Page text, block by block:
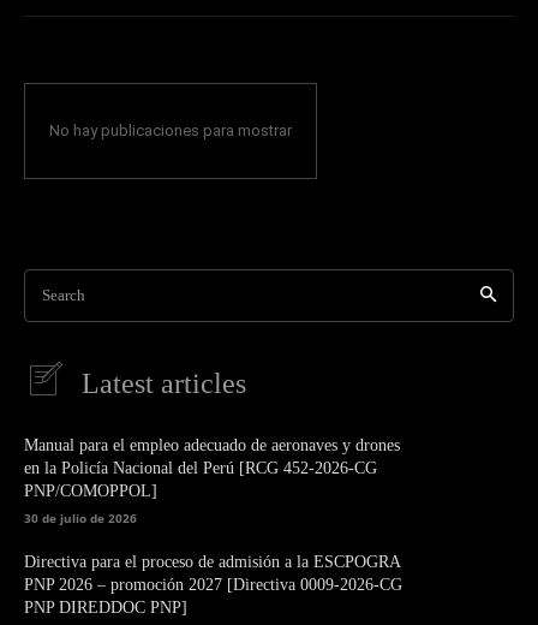
No hay publicaciones para mostrar
Search
Latest articles
Manual para el empleo adecuado de aeronaves y drones
en la Policía Nacional del Perú [RCG 452-2026-CG
PNP/COMOPPOL]
30 de julio de 2026
Directiva para el proceso de admisión a la ESCPOGRA
PNP 2026 – promoción 2027 [Directiva 0009-2026-CG
PNP DIREDDOC PNP]